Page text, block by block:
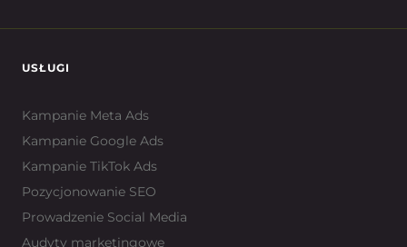
USŁUGI
Kampanie Meta Ads
Kampanie Google Ads
Kampanie TikTok Ads
Pozycjonowanie SEO
Prowadzenie Social Media
Audyty marketingowe